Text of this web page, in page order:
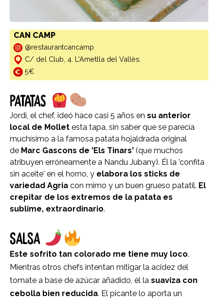
CAN CAMP
@restaurantcancamp
C/ del Club, 4. L'Ametlla del Vallès.
5€
PATATAS
Jordi, el chef, ideó hace casi 5 años en su anterior
local de Mollet esta tapa, sin saber que se parecía
muchísimo a la famosa patata hojaldrada original
de Marc Gascons de 'Els Tinars' (que muchos
atribuyen erróneamente a Nandu Jubany). Él la 'confita
sin aceite' en el horno, y elabora los sticks de
variedad Agria con mimo y un buen grueso patatil. El
crepitar de los extremos de la patata es
sublime, extraordinario.
SALSA
Este sofrito tan colorado me tiene muy loco.
Mientras otros chefs intentan mitigar la acidez del
tomate a base de azúcar añadido, él la suaviza con
cebolla bien reducida. El picante lo aporta un